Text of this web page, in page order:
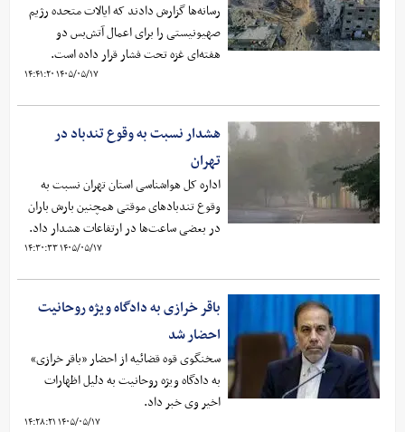
رسانه‌ها گزارش دادند که ایالات متحده رژیم
صهیونیستی را برای اعمال آتش‌بس دو
هفته‌ای غزه تحت فشار قرار داده است.
۱۴۰۵/۰۵/۱۷ ۱۴:۴۱:۲۰
هشدار نسبت به وقوع تندباد در
تهران
اداره کل هواشناسی استان تهران نسبت به
وقوع تندبادهای موقتی همچنین بارش باران
در بعضی ساعت‌ها در ارتفاعات هشدار داد.
۱۴۰۵/۰۵/۱۷ ۱۴:۳۰:۳۳
باقر خرازی به دادگاه ویژه روحانیت
احضار شد
سخنگوی قوه قضائیه از احضار «باقر خرازی»
به دادگاه ویژه روحانیت به دلیل اظهارات
اخیر وی خبر داد.
۱۴۰۵/۰۵/۱۷ ۱۴:۲۸:۲۱